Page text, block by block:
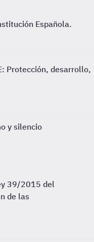
Española.
Protección, desarrollo,
y silencio
39/2015 del
de las